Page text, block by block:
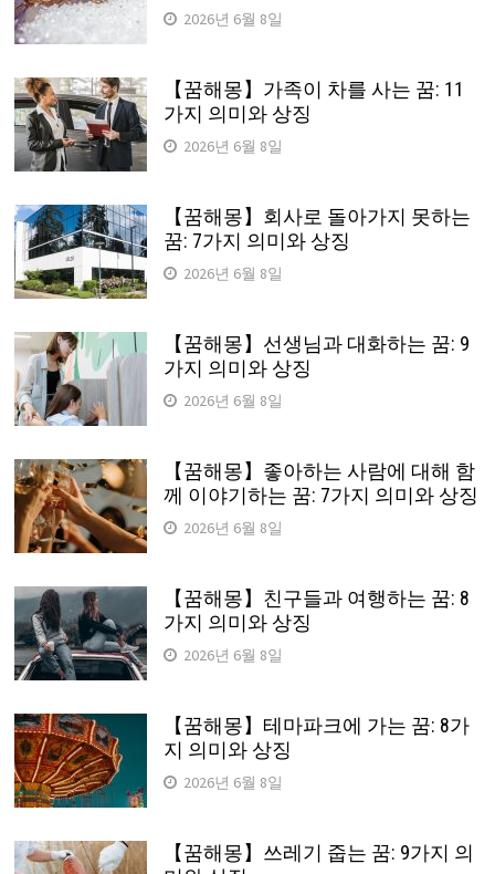
2026년 6월 8일
【꿈해몽】가족이 차를 사는 꿈: 11
가지 의미와 상징
2026년 6월 8일
【꿈해몽】회사로 돌아가지 못하는
꿈: 7가지 의미와 상징
2026년 6월 8일
【꿈해몽】선생님과 대화하는 꿈: 9
가지 의미와 상징
2026년 6월 8일
【꿈해몽】좋아하는 사람에 대해 함
께 이야기하는 꿈: 7가지 의미와 상징
2026년 6월 8일
【꿈해몽】친구들과 여행하는 꿈: 8
가지 의미와 상징
2026년 6월 8일
【꿈해몽】테마파크에 가는 꿈: 8가
지 의미와 상징
2026년 6월 8일
【꿈해몽】쓰레기 줍는 꿈: 9가지 의